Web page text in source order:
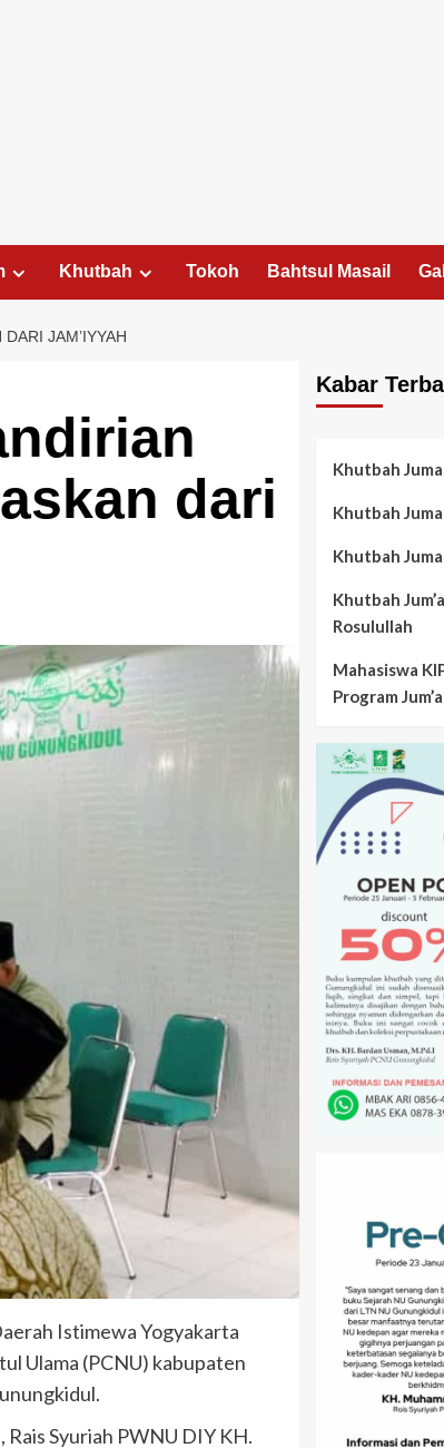
Khutbah Tokoh Bahtsul Masail
JAM’IYYAH
dari
Istimewa Yogyakarta
Ulama (PCNU) kabupaten
Syuriah PWNU DIY KH.
Kabar
Khutbah
Khutbah
Khutbah
Khutbah
Rosulullah
Mahasiswa
Program